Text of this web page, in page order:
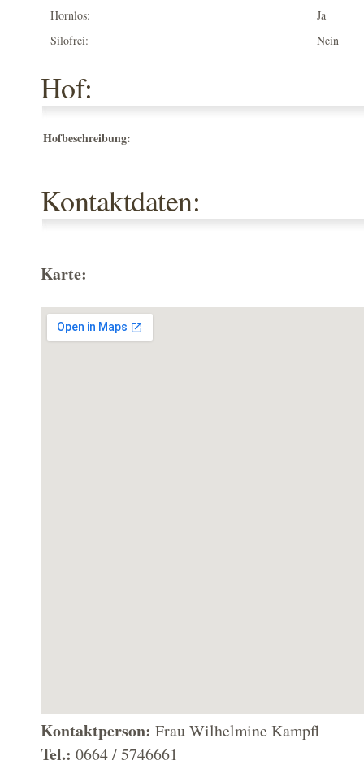
Hornlos:
Ja
Silofrei:
Nein
Hof:
Hofbeschreibung:
Kontaktdaten:
Karte:
Kontaktperson: Frau Wilhelmine Kampfl
Tel.: 0664 / 5746661